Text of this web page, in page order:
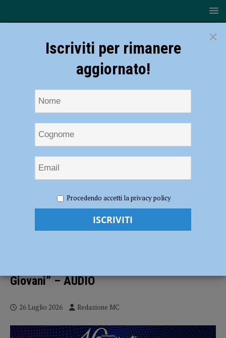
si accende l’estate 2026: a luglio tutte le settimane “Giove Balliamo se
non piove” e il 31 luglio “Festa Giovani” – AUDIO
Vigolzone, si accende l’estate 2026: a
Giovani” – AUDIO
26 Luglio 2026 Redazione MC
×
Iscriviti per rimanere
aggiornato!
Procedendo accetti la privacy policy